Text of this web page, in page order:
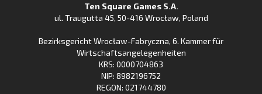
Store
Huawei
Gallery
Ten Square Games S.A.
ul. Traugutta 45, 50-416 Wrocław, Poland
Bezirksgericht Wrocław-Fabryczna, 6. Kammer für
Wirtschaftsangelegenheiten
KRS: 0000704863
NIP: 8982196752
REGON: 021744780